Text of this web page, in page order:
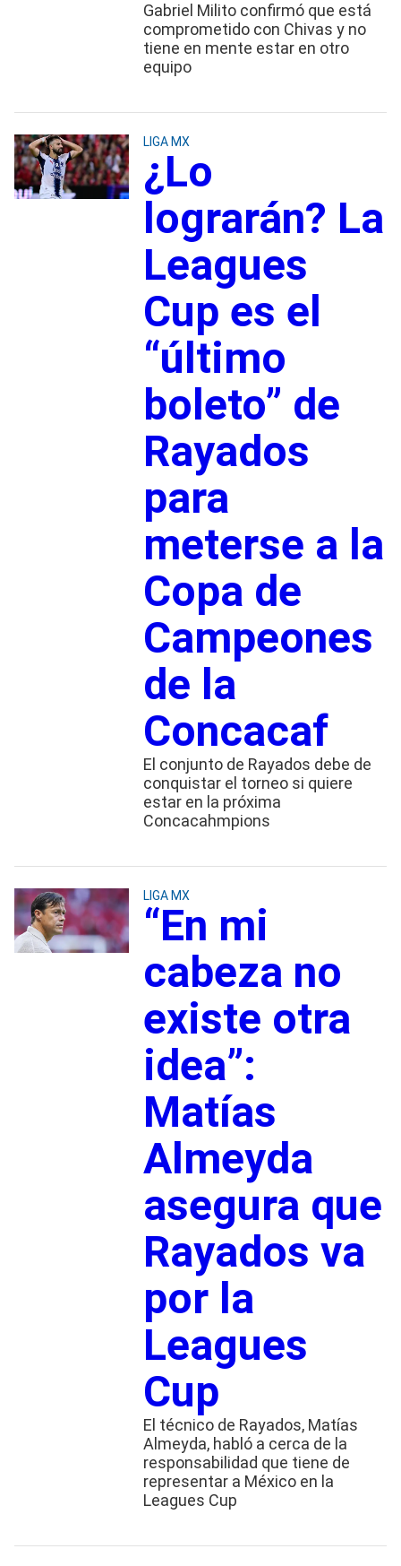
Gabriel Milito confirmó que está
comprometido con Chivas y no
tiene en mente estar en otro
equipo
LIGA MX
¿Lo
lograrán? La
Leagues
Cup es el
“último
boleto” de
Rayados
para
meterse a la
Copa de
Campeones
de la
Concacaf
El conjunto de Rayados debe de
conquistar el torneo si quiere
estar en la próxima
Concacahmpions
LIGA MX
“En mi
cabeza no
existe otra
idea”:
Matías
Almeyda
asegura que
Rayados va
por la
Leagues
Cup
El técnico de Rayados, Matías
Almeyda, habló a cerca de la
responsabilidad que tiene de
representar a México en la
Leagues Cup